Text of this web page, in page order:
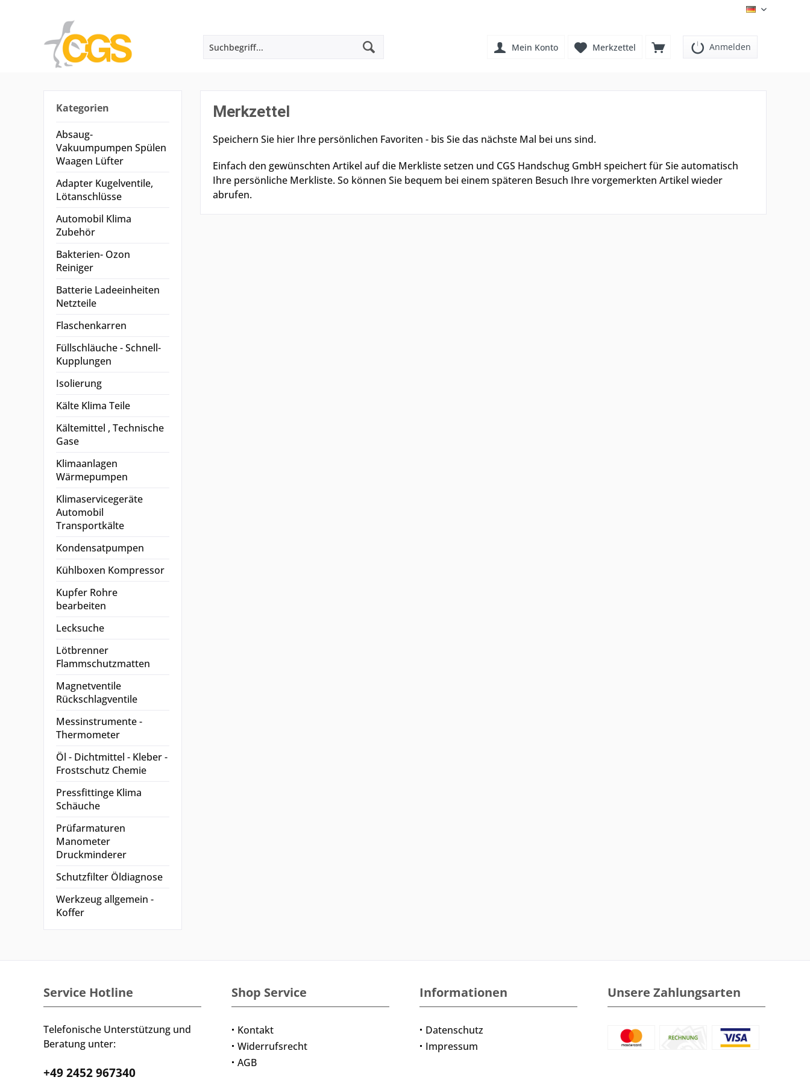
DE
Anmelden
Merkzettel
Mein Konto
Kategorien
Absaug-
Vakuumpumpen Spülen
Waagen Lüfter
Adapter Kugelventile,
Lötanschlüsse
Automobil Klima
Zubehör
Bakterien- Ozon
Reiniger
Batterie Ladeeinheiten
Netzteile
Flaschenkarren
Füllschläuche - Schnell-
Kupplungen
Isolierung
Kälte Klima Teile
Kältemittel , Technische
Gase
Klimaanlagen
Wärmepumpen
Klimaservicegeräte
Automobil
Transportkälte
Kondensatpumpen
Kühlboxen Kompressor
Kupfer Rohre
bearbeiten
Lecksuche
Lötbrenner
Flammschutzmatten
Magnetventile
Rückschlagventile
Messinstrumente -
Thermometer
Öl - Dichtmittel - Kleber -
Frostschutz Chemie
Pressfittinge Klima
Schäuche
Prüfarmaturen
Manometer
Druckminderer
Schutzfilter Öldiagnose
Werkzeug allgemein -
Koffer
Merkzettel
Speichern Sie hier Ihre persönlichen Favoriten - bis Sie das nächste Mal bei uns sind.
Einfach den gewünschten Artikel auf die Merkliste setzen und CGS Handschug GmbH speichert für Sie automatisch
Ihre persönliche Merkliste. So können Sie bequem bei einem späteren Besuch Ihre vorgemerkten Artikel wieder
abrufen.
Service Hotline
Telefonische Unterstützung und
Beratung unter:
+49 2452 967340
Shop Service
Kontakt
Widerrufsrecht
AGB
Informationen
Datenschutz
Impressum
Unsere Zahlungsarten